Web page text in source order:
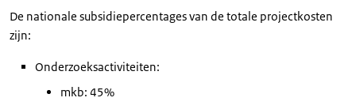
De nationale subsidiepercentages van de totale projectkosten
zijn:
Onderzoeksactiviteiten:
mkb: 45%